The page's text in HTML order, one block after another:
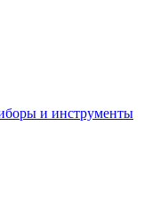
и инструменты